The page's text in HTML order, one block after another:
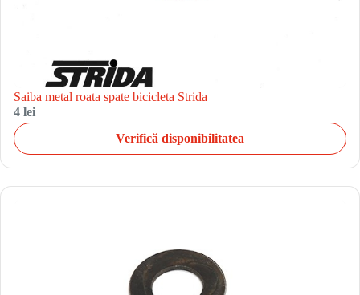
Saiba metal roata spate bicicleta Strida
4 lei
Verifică disponibilitatea